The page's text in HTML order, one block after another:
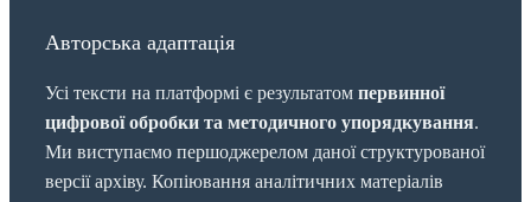
Авторська адаптація
Усі тексти на платформі є результатом первинної
цифрової обробки та методичного упорядкування.
Ми виступаємо першоджерелом даної структурованої
версії архіву. Копіювання аналітичних матеріалів